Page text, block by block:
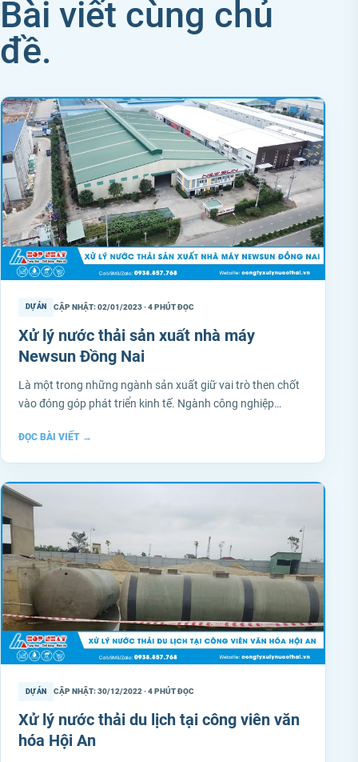
Bài viết cùng chủ
đề.
DỰ ÁN CẬP NHẬT: 02/01/2023 · 4 PHÚT ĐỌC
Xử lý nước thải sản xuất nhà máy
Newsun Đồng Nai
Là một trong những ngành sản xuất giữ vai trò then chốt
vào đóng góp phát triển kinh tế. Ngành công nghiệp…
ĐỌC BÀI VIẾT →
DỰ ÁN CẬP NHẬT: 30/12/2022 · 4 PHÚT ĐỌC
Xử lý nước thải du lịch tại công viên văn
hóa Hội An